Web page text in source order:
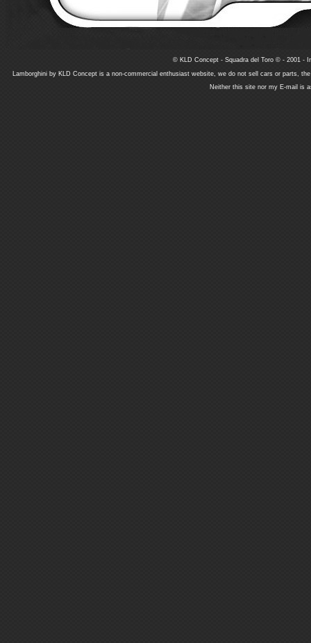
© KLD Concept - Squadra del Toro © - 2001 -
Lamborghini by KLD Concept is a non-commercial enthusiast website, we do not sell cars or parts,
Neither this site nor my E-mail is